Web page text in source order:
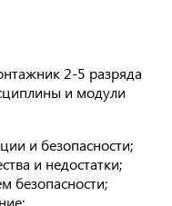
2-5 разряда
и модули
и безопасности;
и недостатки;
безопасности;